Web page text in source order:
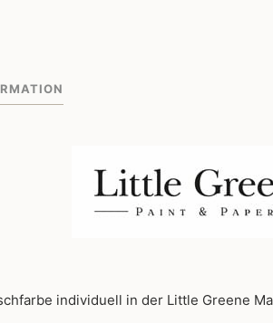
individuell in der Little Greene